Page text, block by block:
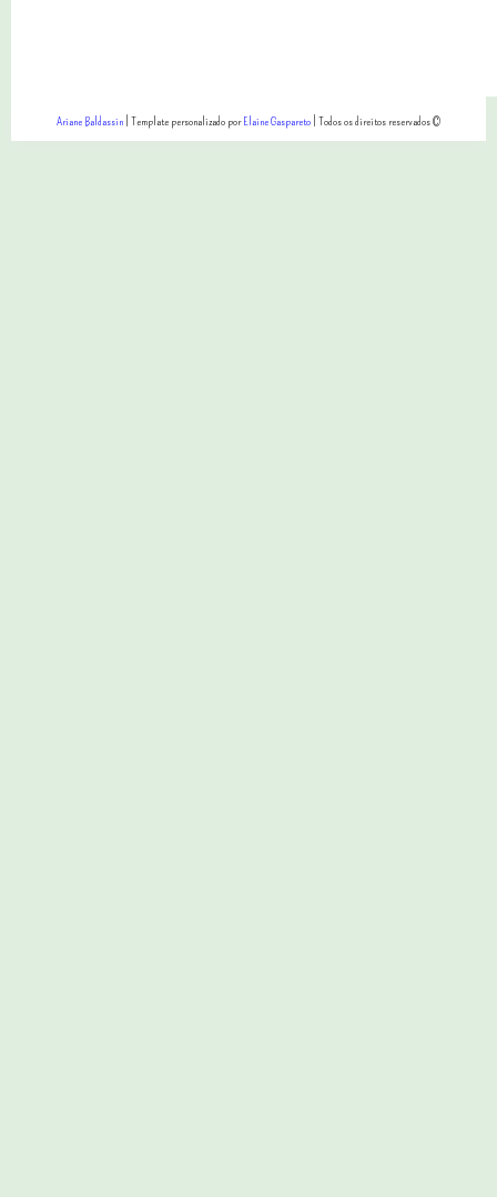
Ariane Baldassin| Template personalizado porElaine Gaspareto| Todos os direitos reservados ©